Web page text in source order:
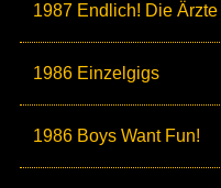
1987 Endlich! Die Ärzte
1986 Einzelgigs
1986 Boys Want Fun!